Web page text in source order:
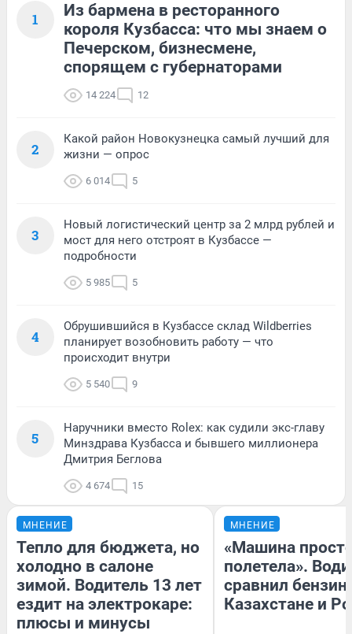
1
Из бармена в ресторанного
короля Кузбасса: что мы знаем о
Печерском, бизнесмене,
спорящем с губернаторами
14 224 12
2
Какой район Новокузнецка самый лучший для
жизни — опрос
6 014 5
3
Новый логистический центр за 2 млрд рублей и
мост для него отстроят в Кузбассе —
подробности
5 985 5
4
Обрушившийся в Кузбассе склад Wildberries
планирует возобновить работу — что
происходит внутри
5 540 9
5
Наручники вместо Rolex: как судили экс-главу
Минздрава Кузбасса и бывшего миллионера
Дмитрия Беглова
4 674 15
МНЕНИЕ
Тепло для бюджета, но
холодно в салоне
зимой. Водитель 13 лет
ездит на электрокаре:
плюсы и минусы
МНЕНИЕ
«Машина
полетела».
сравнил бензин
Казахстане и